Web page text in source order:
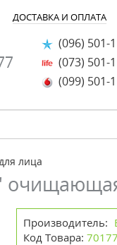
ДОСТАВКА И ОПЛАТА
(096) 501-
(073) 501-
(099) 501-
лица
Производитель:
Код Товара: